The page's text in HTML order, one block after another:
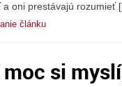
a oni prestávajú rozumieť
článku
si